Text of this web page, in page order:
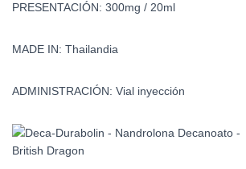
PRESENTACIÓN: 300mg / 20ml
MADE IN: Thailandia
ADMINISTRACIÓN: Vial inyección